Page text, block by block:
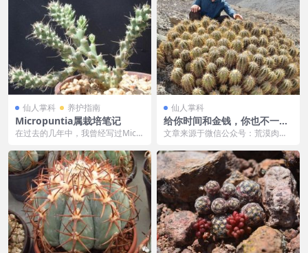
仙人掌科 养护指南
Micropuntia属栽培笔记
在过去的几年中，我曾经写过Micro
仙人掌科
给你时间和金钱，你也不一定
有勇气来一场说走就走的原产
文章来源于微信公众号：荒漠肉植
呢？ 首先，不管是...